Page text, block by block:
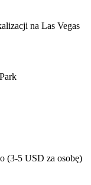
na Las Vegas
(3-5 USD za osobę)